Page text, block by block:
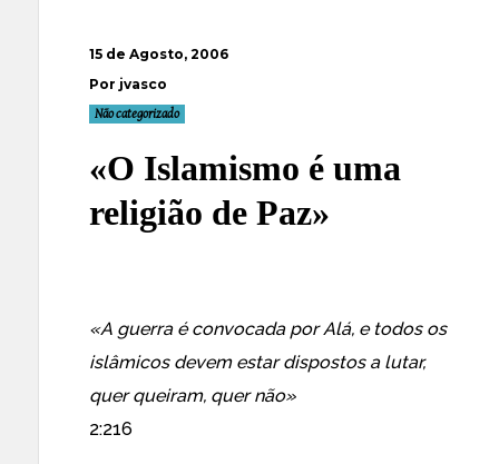
15 de Agosto, 2006
Por jvasco
Não categorizado
«O Islamismo é uma
religião de Paz»
«A guerra é convocada por Alá, e todos os
islâmicos devem estar dispostos a lutar,
quer queiram, quer não»
2:216